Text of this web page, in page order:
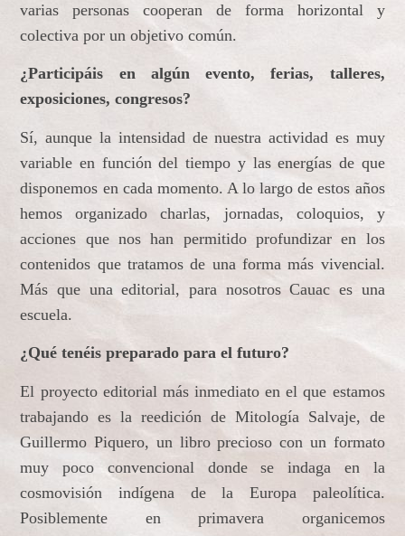
varias personas cooperan de forma horizontal y
colectiva por un objetivo común.
¿Participáis en algún evento, ferias, talleres,
exposiciones, congresos?
Sí, aunque la intensidad de nuestra actividad es muy
variable en función del tiempo y las energías de que
disponemos en cada momento. A lo largo de estos años
hemos organizado charlas, jornadas, coloquios, y
acciones que nos han permitido profundizar en los
contenidos que tratamos de una forma más vivencial.
Más que una editorial, para nosotros Cauac es una
escuela.
¿Qué tenéis preparado para el futuro?
El proyecto editorial más inmediato en el que estamos
trabajando es la reedición de Mitología Salvaje, de
Guillermo Piquero, un libro precioso con un formato
muy poco convencional donde se indaga en la
cosmovisión indígena de la Europa paleolítica.
Posiblemente en primavera organicemos